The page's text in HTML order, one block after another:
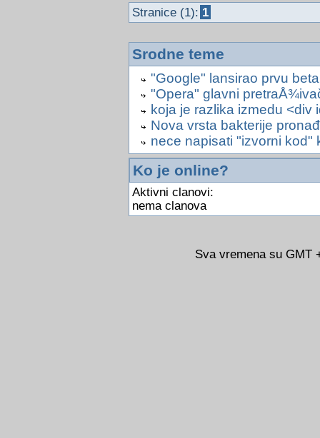
Stranice (1): 1
Srodne teme
"Google" lansirao prvu
"Opera" glavni
koja je razlika izmedu <div
Nova vrsta bakterije
nece napisati "izvorni kod"
Ko je online?
Aktivni clanovi:
nema clanova
Sva vremena su GMT